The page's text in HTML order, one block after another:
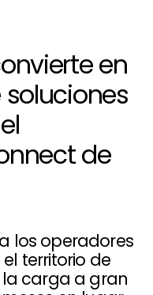
en
de
los operadores
territorio de
la carga a gran